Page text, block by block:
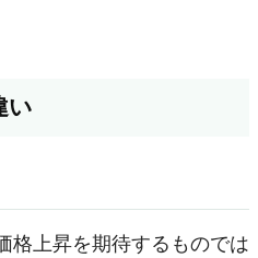
い
格上昇を期待するものでは